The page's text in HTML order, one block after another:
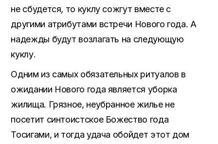
не сбудется, то куклу сожгут вместе с
другими атрибутами встречи Нового года. А
надежды будут возлагать на следующую
куклу.
Одним из самых обязательных ритуалов в
ожидании Нового года является уборка
жилища. Грязное, неубранное жилье не
посетит синтоистское Божество года
Тосигами, и тогда удача обойдет этот дом